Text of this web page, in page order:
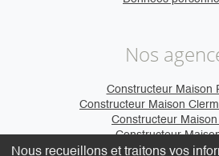
Nos
Constructeur Maison
Constructeur Maison
Constructeur Maison
Constructeur
Nous recueillons et traitons vos